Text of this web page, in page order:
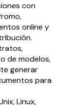
con
online y
de modelos,
generar
para
Linux,